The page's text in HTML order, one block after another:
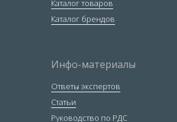
Каталог товаров
Каталог брендов
Инфо-материалы
Ответы экспертов
Статьи
Руководство по РДС